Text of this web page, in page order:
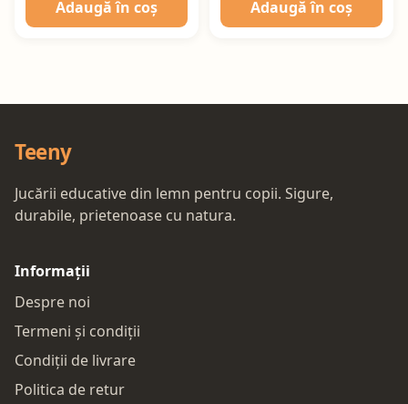
Adaugă în coș
Adaugă în coș
Teeny
Jucării educative din lemn pentru copii. Sigure,
durabile, prietenoase cu natura.
Informații
Despre noi
Termeni și condiții
Condiții de livrare
Politica de retur